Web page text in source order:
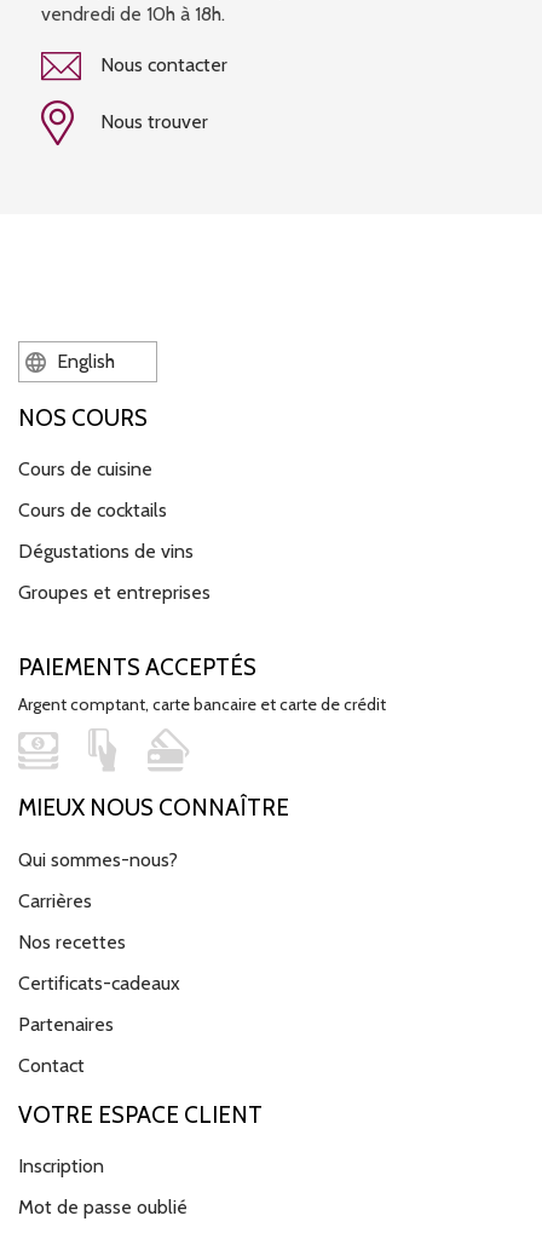
vendredi de 10h à 18h.
Nous contacter
Nous trouver
English
NOS COURS
Cours de cuisine
Cours de cocktails
Dégustations de vins
Groupes et entreprises
PAIEMENTS ACCEPTÉS
Argent comptant, carte bancaire et carte de crédit
MIEUX NOUS CONNAÎTRE
Qui sommes-nous?
Carrières
Nos recettes
Certificats-cadeaux
Partenaires
Contact
VOTRE ESPACE CLIENT
Inscription
Mot de passe oublié